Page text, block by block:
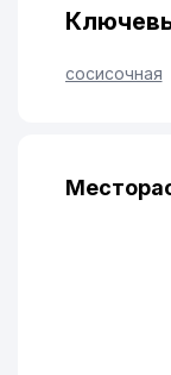
сосисочная